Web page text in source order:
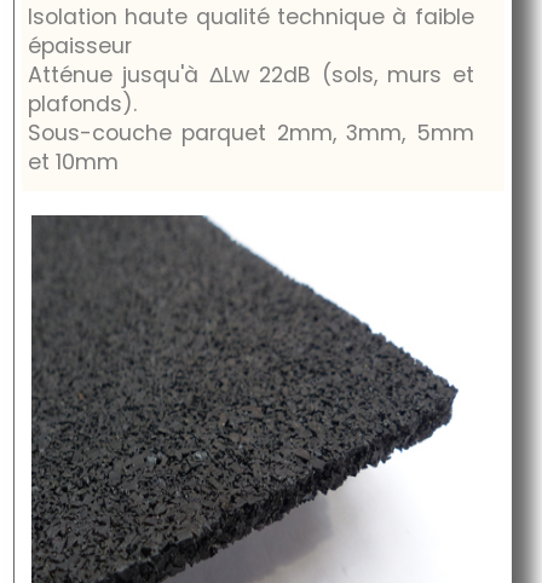
Isolation haute qualité technique à faible
épaisseur
Atténue jusqu'à ΔLw 22dB (sols, murs et
plafonds).
Sous-couche parquet 2mm, 3mm, 5mm
et 10mm